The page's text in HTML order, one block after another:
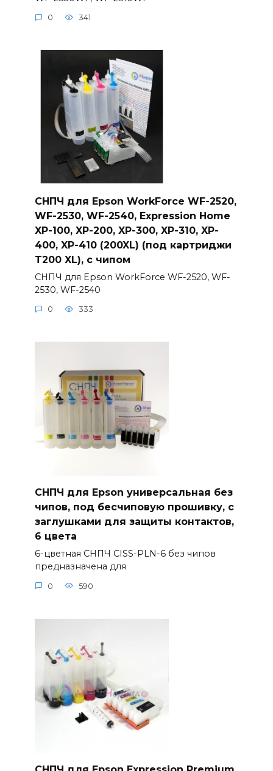
0 341
СНПЧ для Epson WorkForce WF-2520,
WF-2530, WF-2540, Expression Home
XP-100, XP-200, XP-300, XP-310, XP-
400, XP-410 (200XL) (под картриджи
T200 XL), с чипом
СНПЧ для Epson WorkForce WF-2520, WF-
2530, WF-2540
0 333
СНПЧ для Epson универсальная без
чипов, под бесчиповую прошивку, с
заглушками для защиты контактов,
6 цвета
6-цветная СНПЧ CISS-PLN-6 без чипов
предназначена для
0 590